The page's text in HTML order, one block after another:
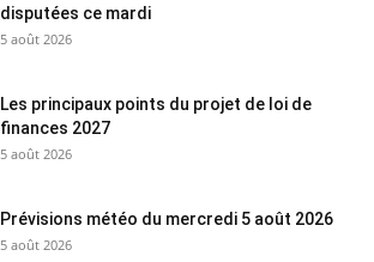
disputées ce mardi
5 août 2026
Les principaux points du projet de loi de
finances 2027
5 août 2026
Prévisions météo du mercredi 5 août 2026
5 août 2026